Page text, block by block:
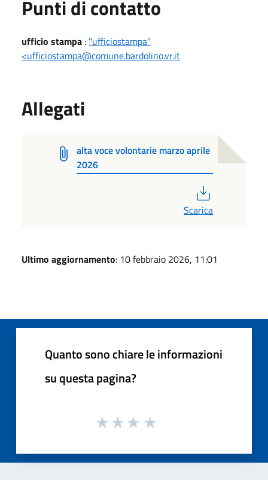
Punti di contatto
ufficio stampa : "ufficiostampa"
<ufficiostampa@comune.bardolino.vr.it
Allegati
alta voce volontarie marzo aprile
2026
Scarica
Ultimo aggiornamento: 10 febbraio 2026, 11:01
Quanto sono chiare le informazioni
su questa pagina?